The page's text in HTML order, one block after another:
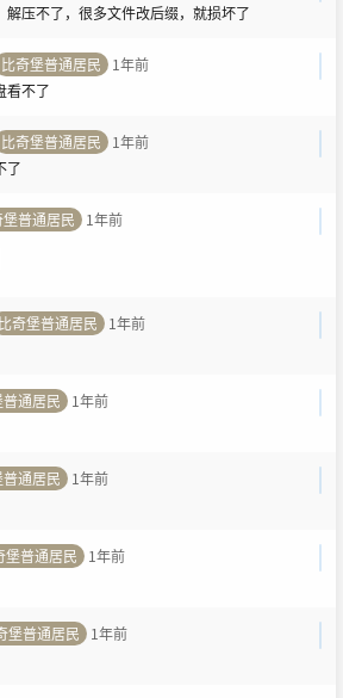
解压不了，很多文件改后缀，就损坏了
比奇堡普通居民
1年前
看不了
比奇堡普通居民
1年前
了
堡普通居民
1年前
比奇堡普通居民
1年前
通居民
1年前
通居民
1年前
堡普通居民
1年前
堡普通居民
1年前